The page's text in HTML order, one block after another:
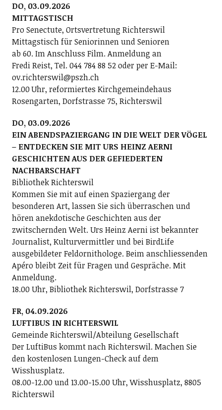
DO, 03.09.2026
MITTAGSTISCH
Pro Senectute, Ortsvertretung Richterswil
Mittagstisch für Seniorinnen und Senioren
ab 60. Im Anschluss Film. Anmeldung an
Fredi Reist, Tel. 044 784 88 52 oder per E-Mail:
ov.richterswil@pszh.ch
12.00 Uhr, reformiertes Kirchgemeindehaus
Rosengarten, Dorfstrasse 75, Richterswil
DO, 03.09.2026
EIN ABENDSPAZIERGANG IN DIE WELT DER VÖGEL
– ENTDECKEN SIE MIT URS HEINZ AERNI
GESCHICHTEN AUS DER GEFIEDERTEN
NACHBARSCHAFT
Bibliothek Richterswil
Kommen Sie mit auf einen Spaziergang der
besonderen Art, lassen Sie sich überraschen und
hören anekdotische Geschichten aus der
zwitschernden Welt. Urs Heinz Aerni ist bekannter
Journalist, Kulturvermittler und bei BirdLife
ausgebildeter Feldornithologe. Beim anschliessenden
Apéro bleibt Zeit für Fragen und Gespräche. Mit
Anmeldung.
18.00 Uhr, Bibliothek Richterswil, Dorfstrasse 7
FR, 04.09.2026
LUFTIBUS IN RICHTERSWIL
Gemeinde Richterswil/Abteilung Gesellschaft
Der LuftiBus kommt nach Richterswil. Machen Sie
den kostenlosen Lungen-Check auf dem
Wisshusplatz.
08.00-12.00 und 13.00-15.00 Uhr, Wisshusplatz, 8805
Richterswil